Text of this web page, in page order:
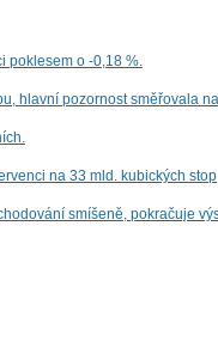
poklesem o -0,18 %.
hlavní pozornost směřovala
na 33 mld. kubických stop
smíšeně, pokračuje